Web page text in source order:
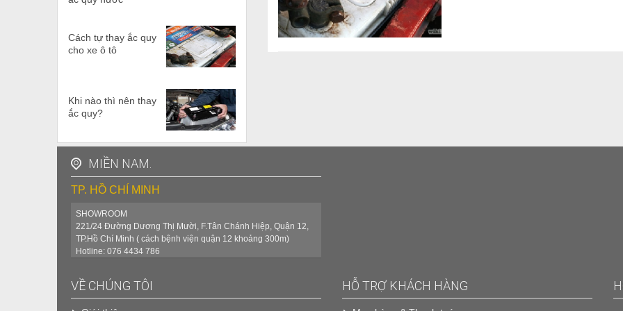
Cách tự thay ắc quy
cho xe ô tô
Khi nào thì nên thay
ắc quy?
MIỀN NAM.
TP. HỒ CHÍ MINH
SHOWROOM
221/24 Đường Dương Thị Mười, F.Tân Chánh Hiệp, Quận 12,
TP.Hồ Chí Minh ( cách bệnh viện quận 12 khoảng 300m)
Hotline: 076 4434 786
VỀ CHÚNG TÔI HỖ TRỢ KHÁCH HÀNG